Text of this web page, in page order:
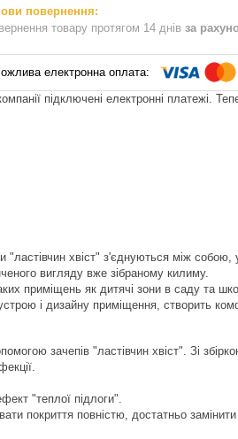
товару протягом 14 днів за
підключені електронні платежі.
"ластівчин хвіст" з'єднуються між
вигляду вже зібраному килиму.
приміщень як дитячі зони в саду та
і дизайну приміщення, створить
зачепів "ластівчин хвіст". Зі
"теплої підлоги".
покриття повністю, достатньо